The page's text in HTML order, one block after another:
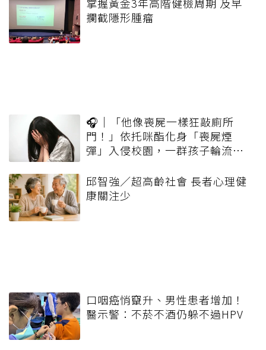
攔截隱形腫瘤
🎧｜「他像喪屍一樣狂敲廁所
門！」依托咪酯化身「喪屍煙
彈」入侵校園，一群孩子輪流吸
邱智強／超高齡社會 長者心理健
康關注少
口咽癌悄竄升、男性患者增加！
醫示警：不菸不酒仍躲不過HPV